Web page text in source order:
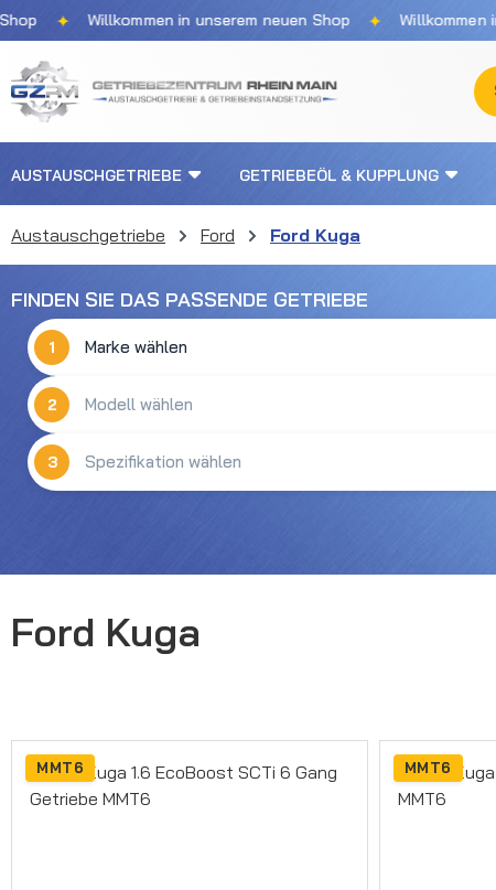
Hauptinhalt springen
Zur Suche springen
Zur Hauptnavigation springen
✦ Willkommen in unserem neuen Shop ✦ Willkommen in
AUSTAUSCHGETRIEBE GETRIEBEÖL & KUPPLUNG
Austauschgetriebe Ford Ford Kuga
FINDEN SIE DAS PASSENDE GETRIEBE
1
2
3
Ford Kuga
MMT6 MMT6